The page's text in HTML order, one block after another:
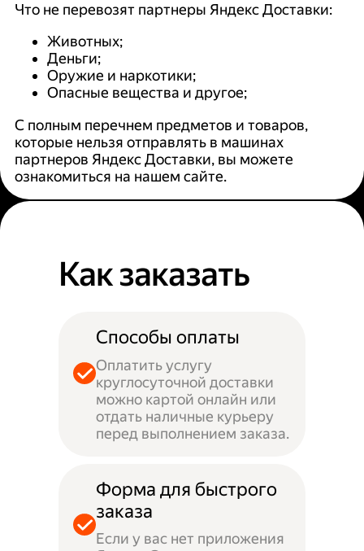
Что не перевозят партнеры Яндекс Доставки:
Животных;
Деньги;
Оружие и наркотики;
Опасные вещества и другое;
С полным перечнем предметов и товаров,
которые нельзя отправлять в машинах
партнеров Яндекс Доставки, вы можете
ознакомиться на нашем сайте.
Как заказать
Способы оплаты
Оплатить услугу
круглосуточной доставки
можно картой онлайн или
отдать наличные курьеру
перед выполнением заказа.
Форма для быстрого
заказа
Если у вас нет приложения